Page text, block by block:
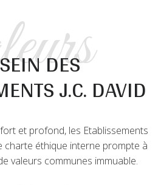
DES
J.C. DAVID
et profond, les Etablissements
charte éthique interne prompte à
valeurs communes immuable.